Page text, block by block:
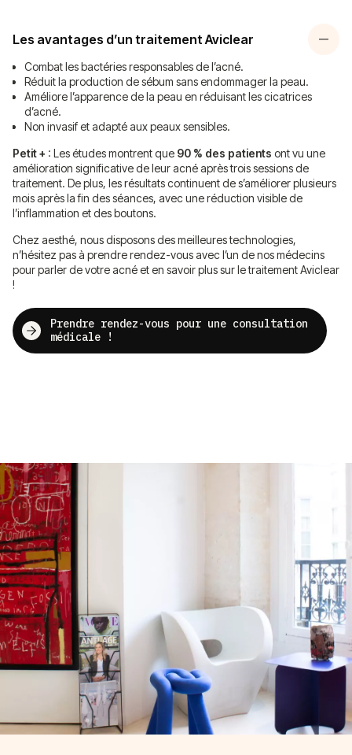
Les avantages d’un traitement Aviclear
Combat les bactéries responsables de l’acné.
Réduit la production de sébum sans endommager la peau.
Améliore l’apparence de la peau en réduisant les cicatrices
d’acné.
Non invasif et adapté aux peaux sensibles.
Petit + : Les études montrent que 90 % des patients ont vu une
amélioration significative de leur acné après trois sessions de
traitement. De plus, les résultats continuent de s’améliorer plusieurs
mois après la fin des séances, avec une réduction visible de
l’inflammation et des boutons.
Chez aesthé, nous disposons des meilleures technologies,
n’hésitez pas à prendre rendez-vous avec l’un de nos médecins
pour parler de votre acné et en savoir plus sur le traitement Aviclear
!
Prendre rendez-vous pour une consultation
médicale !